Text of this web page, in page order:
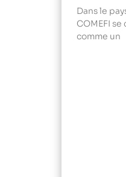
Dans le
COMEFI
comme un